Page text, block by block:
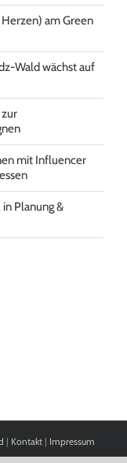
am Green
Wald wächst auf
mit Influencer
Planung &
| Kontakt | Impressum